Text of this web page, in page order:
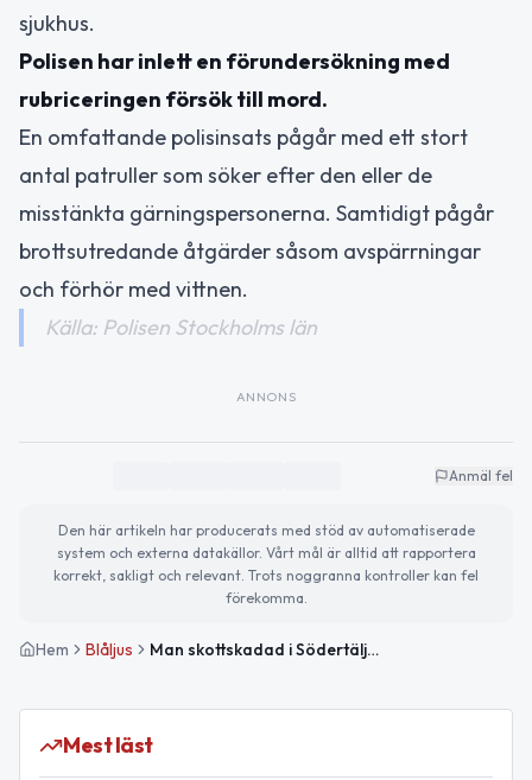
sjukhus.
Polisen har inlett en förundersökning med
rubriceringen försök till mord.
En omfattande polisinsats pågår med ett stort
antal patruller som söker efter den eller de
misstänkta gärningspersonerna. Samtidigt pågår
brottsutredande åtgärder såsom avspärrningar
och förhör med vittnen.
Källa: Polisen Stockholms län
ANNONS
Anmäl fel
Den här artikeln har producerats med stöd av automatiserade
system och externa datakällor. Vårt mål är alltid att rapportera
korrekt, sakligt och relevant. Trots noggranna kontroller kan fel
förekomma.
Hem Blåljus Man skottskadad i Södertälje – polis utreder försök till mord
Mest läst